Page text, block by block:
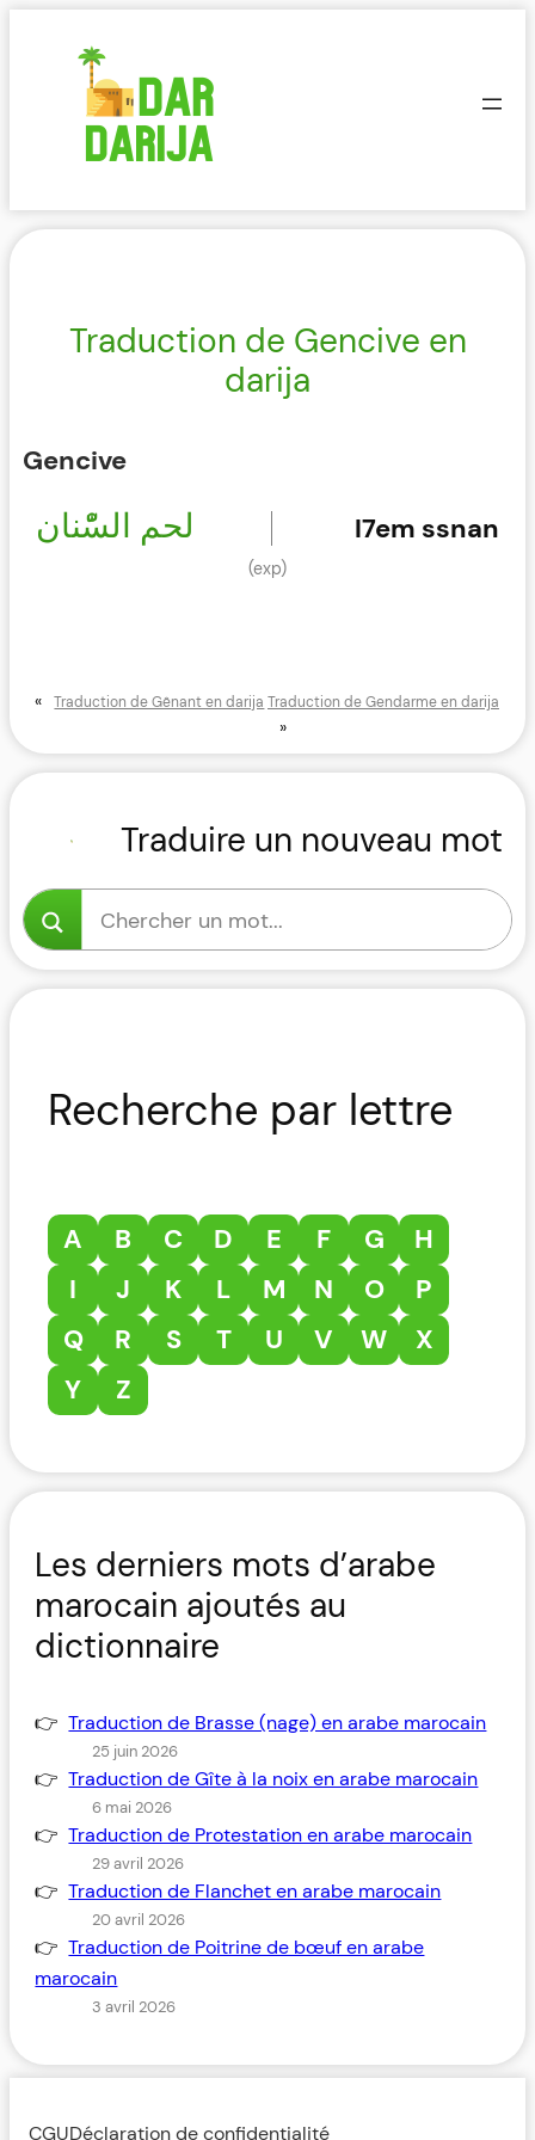
Traduction de Gencive en
darija
Gencive
لحم السّْنان l7em ssnan
(exp)
« Traduction de Gênant en darija Traduction de Gendarme en darija
»
Traduire un nouveau mot
Recherche par lettre
A B C D E F G
H
I
J K L M N O
P
Q
R S T U V W
X
Y
Z
Les derniers mots d’arabe
marocain ajoutés au
dictionnaire
Traduction de Brasse (nage) en arabe marocain
25 juin 2026
Traduction de Gîte à la noix en arabe marocain
6 mai 2026
Traduction de Protestation en arabe marocain
29 avril 2026
Traduction de Flanchet en arabe marocain
20 avril 2026
Traduction de Poitrine de bœuf en arabe
marocain
3 avril 2026
CGUDéclaration de confidentialité